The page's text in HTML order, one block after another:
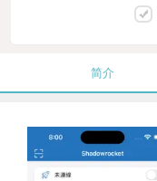
简介